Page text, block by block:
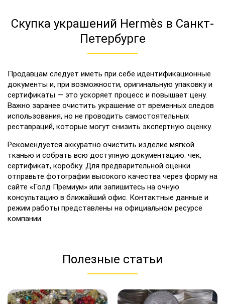
Скупка украшений Hermès в Санкт-
Петербурге
Продавцам следует иметь при себе идентификационные
документы и, при возможности, оригинальную упаковку и
сертификаты — это ускоряет процесс и повышает цену.
Важно заранее очистить украшение от временных следов
использования, но не проводить самостоятельных
реставраций, которые могут снизить экспертную оценку.
Рекомендуется аккуратно очистить изделие мягкой
тканью и собрать всю доступную документацию: чек,
сертификат, коробку. Для предварительной оценки
отправьте фотографии высокого качества через форму на
сайте «Голд Премиум» или запишитесь на очную
консультацию в ближайший офис. Контактные данные и
режим работы представлены на официальном ресурсе
компании.
Полезные статьи